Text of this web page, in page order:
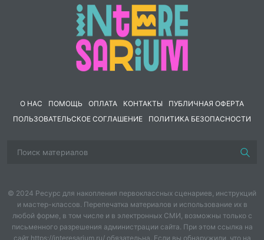
О НАС ПОМОЩЬ ОПЛАТА КОНТАКТЫ
ПУБЛИЧНАЯ ОФЕРТА
ПОЛЬЗОВАТЕЛЬСКОЕ СОГЛАШЕНИЕ
ПОЛИТИКА БЕЗОПАСНОСТИ
© 2024 Ресурс для накопления первоклассных сценариев, инструкций
и мастер-классов. Перепечатка материалов и использование их в
любой форме, в том числе и в электронных СМИ, возможны только с
письменного разрешения администрации сайта. При этом ссылка на
сайт https://interesarium.ru/ обязательна. Если вы обнаружили, что на